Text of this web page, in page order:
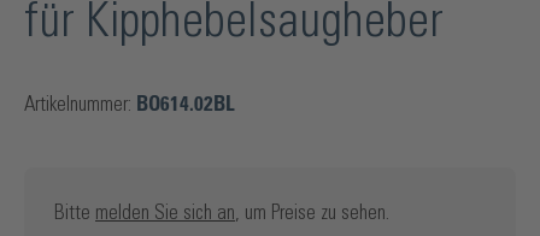
für Kipphebelsaugheber
Artikelnummer: BO614.02BL
Bitte melden Sie sich an , um Preise zu sehen.